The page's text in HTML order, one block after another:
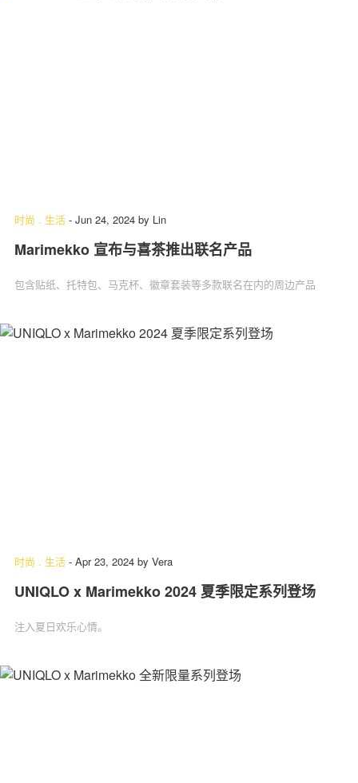
时尚 . 生活 - Jun 24, 2024 by Lin
Marimekko 宣布与喜茶推出联名产品
包含贴纸、托特包、马克杯、徽章套装等多款联名在内的周边产品
时尚 . 生活 - Apr 23, 2024 by Vera
UNIQLO x Marimekko 2024 夏季限定系列登场
注入夏日欢乐心情。